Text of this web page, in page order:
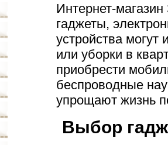
Интернет-
гаджеты,
устройства могут
или уборки в
приобрести
беспроводные
упрощают жизнь
Выбор